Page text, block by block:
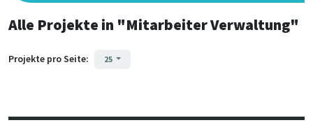
Alle Projekte in "Mitarbeiter Verwaltung"
Projekte pro Seite: 25